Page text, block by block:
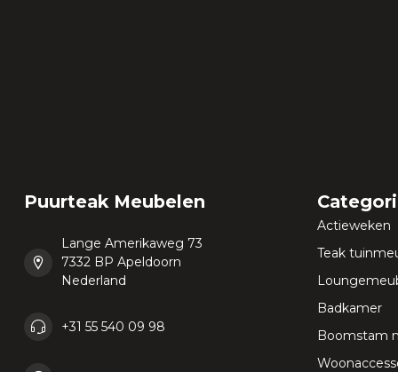
Puurteak Meubelen
Lange Amerikaweg 73
7332 BP Apeldoorn
Nederland
+31 55 540 09 98
Actieweken
Teak
Badkamer
Boomstam